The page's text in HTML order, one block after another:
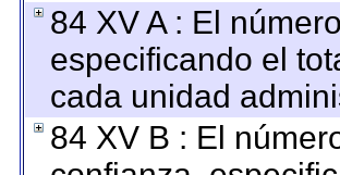
84 XV A : El
especificando el
cada unidad
84 XV B : El